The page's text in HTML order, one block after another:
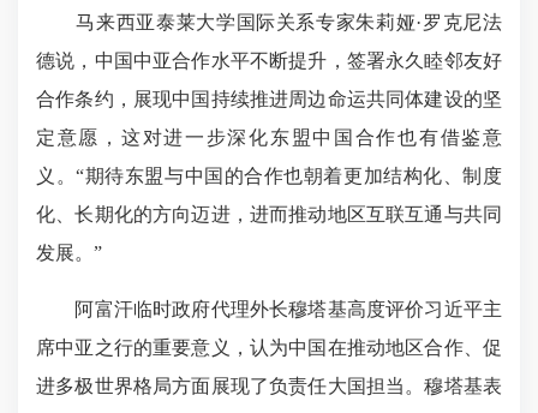
马来西亚泰莱大学国际关系专家朱莉娅·罗克尼法
德说，中国中亚合作水平不断提升，签署永久睦邻友好
合作条约，展现中国持续推进周边命运共同体建设的坚
定意愿，这对进一步深化东盟中国合作也有借鉴意
义。“期待东盟与中国的合作也朝着更加结构化、制度
化、长期化的方向迈进，进而推动地区互联互通与共同
发展。”
阿富汗临时政府代理外长穆塔基高度评价习近平主
席中亚之行的重要意义，认为中国在推动地区合作、促
进多极世界格局方面展现了负责任大国担当。穆塔基表